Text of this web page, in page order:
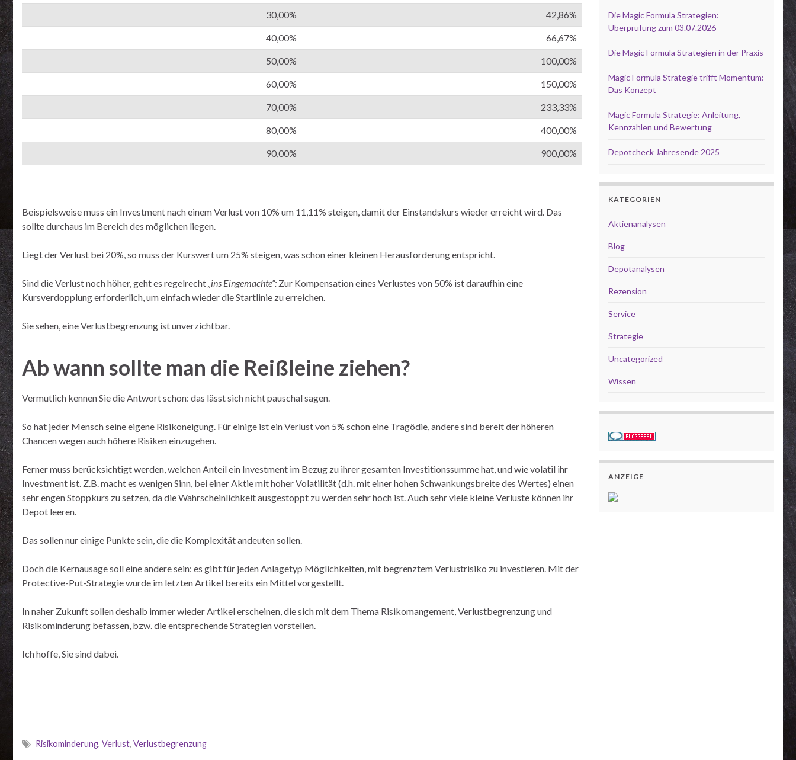
30,00% 42,86%
40,00% 66,67%
50,00% 100,00%
60,00% 150,00%
70,00% 233,33%
80,00% 400,00%
90,00% 900,00%
Beispielsweise muss ein Investment nach einem Verlust von 10% um 11,11% steigen, damit der Einstandskurs wieder erreicht wird. Das
sollte durchaus im Bereich des möglichen liegen.
Liegt der Verlust bei 20%, so muss der Kurswert um 25% steigen, was schon einer kleinen Herausforderung entspricht.
Sind die Verlust noch höher, geht es regelrecht„ins Eingemachte“: Zur Kompensation eines Verlustes von 50% ist daraufhin eine
Kursverdopplung erforderlich, um einfach wieder die Startlinie zu erreichen.
Sie sehen, eine Verlustbegrenzung ist unverzichtbar.
Ab wann sollte man die Reißleine ziehen?
Vermutlich kennen Sie die Antwort schon: das lässt sich nicht pauschal sagen.
So hat jeder Mensch seine eigene Risikoneigung. Für einige ist ein Verlust von 5% schon eine Tragödie, andere sind bereit der höheren
Chancen wegen auch höhere Risiken einzugehen.
Ferner muss berücksichtigt werden, welchen Anteil ein Investment im Bezug zu ihrer gesamten Investitionssumme hat, und wie volatil ihr
Investment ist. Z.B. macht es wenigen Sinn, bei einer Aktie mit hoher Volatilität (d.h. mit einer hohen Schwankungsbreite des Wertes) einen
sehr engen Stoppkurs zu setzen, da die Wahrscheinlichkeit ausgestoppt zu werden sehr hoch ist. Auch sehr viele kleine Verluste können ihr
Depot leeren.
Das sollen nur einige Punkte sein, die die Komplexität andeuten sollen.
Doch die Kernausage soll eine andere sein: es gibt für jeden Anlagetyp Möglichkeiten, mit begrenztem Verlustrisiko zu investieren. Mit der
Protective-Put-Strategie wurde im letzten Artikel bereits ein Mittel vorgestellt.
In naher Zukunft sollen deshalb immer wieder Artikel erscheinen, die sich mit dem Thema Risikomangement, Verlustbegrenzung und
Risikominderung befassen, bzw. die entsprechende Strategien vorstellen.
Ich hoffe, Sie sind dabei.
Risikominderung, Verlust, Verlustbegrenzung
Die Magic Formula Strategien:
Überprüfung zum 03.07.2026
Die Magic Formula Strategien in der Praxis
Magic Formula Strategie trifft Momentum:
Das Konzept
Magic Formula Strategie: Anleitung,
Kennzahlen und Bewertung
Depotcheck Jahresende 2025
KATEGORIEN
Aktienanalysen
Blog
Depotanalysen
Rezension
Service
Strategie
Uncategorized
Wissen
ANZEIGE